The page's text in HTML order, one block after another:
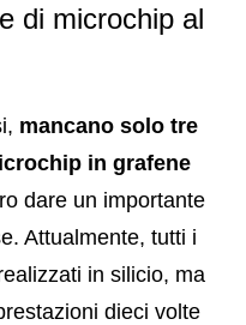
di microchip al
mancano solo tre
in grafene
dare un importante
Attualmente, tutti i
in silicio, ma
dieci volte